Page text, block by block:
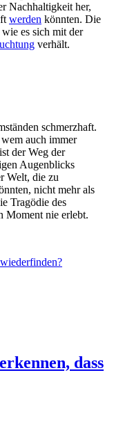
Nachhaltigkeit her,
werden könnten. Die
es sich mit der
verhält.
schmerzhaft.
auch immer
der Weg der
Augenblicks
Welt, die zu
nicht mehr als
Tragödie des
Moment nie erlebt.
dass